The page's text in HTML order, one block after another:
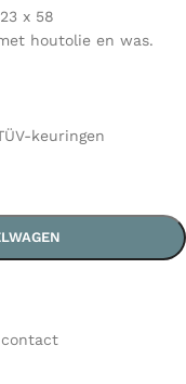
x 58
houtolie en was.
keuringen